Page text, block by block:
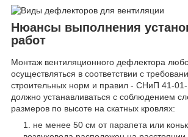
Нюансы выполнения
работ
Монтаж вентиляционного дефлектора
осуществляться в соответствии с
строительных норм и правил - СНиП 41-01-
должно устанавливаться с соблюдением
размеров по высоте на скатных кровлях:
не менее 50 см от парапета или